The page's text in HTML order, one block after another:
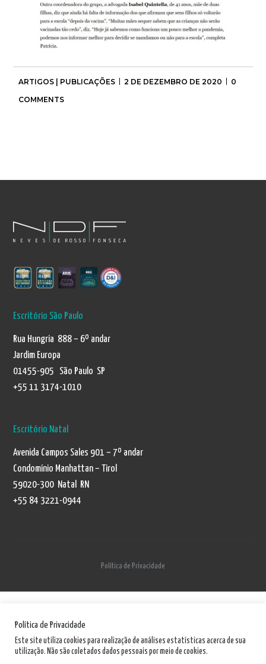
ARTIGOS | PUBLICAÇÕES 2 DE DEZEMBRO DE 2020
0
COMMENTS
Escritório São Paulo
Rua Hungria 888 – 6º andar
Jardim Europa
01455-905 São Paulo SP
+55 11 3174-1010
Escritório Natal
Avenida Campos Sales 901 – 7º andar
Condomínio Manhattan – Tirol
59020-300 Natal RN
+55 84 3221-0944
Política de Privacidade
Política de Privacidade
Este site utiliza cookies para realização de análises estatísticas acerca de sua
utilização. Não são coletados dados pessoais por meio de cookies.